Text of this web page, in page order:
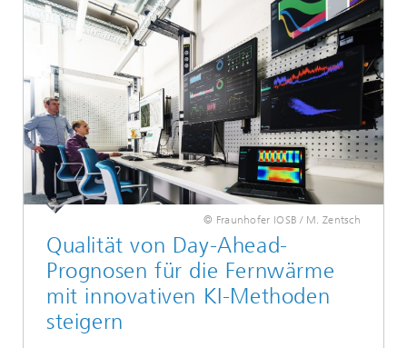
© Fraunhofer IOSB / M. Zentsch
Qualität von Day-Ahead-
Prognosen für die Fernwärme
mit innovativen KI-Methoden
steigern